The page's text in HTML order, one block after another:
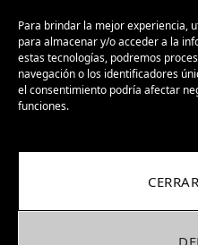
Para brindar la mejor experiencia,
para almacenar y/o acceder a la
estas tecnologías, podremos
navegación o los identificadores
el consentimiento podría afectar
funciones.